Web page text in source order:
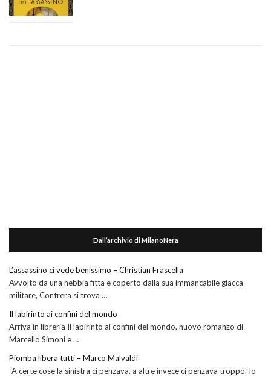
Dall’archivio di MilanoNera
L’assassino ci vede benissimo – Christian Frascella
Avvolto da una nebbia fitta e coperto dalla sua immancabile giacca
militare, Contrera si trova …
Il labirinto ai confini del mondo
Arriva in libreria Il labirinto ai confini del mondo, nuovo romanzo di
Marcello Simoni e …
Piomba libera tutti – Marco Malvaldi
“A certe cose la sinistra ci penzava, a altre invece ci penzava troppo. Io